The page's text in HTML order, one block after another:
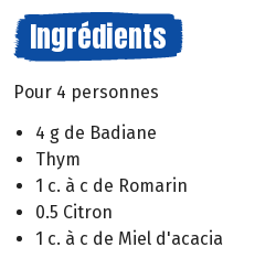
Ingrédients
Pour 4 personnes
4 g de Badiane
Thym
1 c. à c de Romarin
0.5 Citron
1 c. à c de Miel d'acacia